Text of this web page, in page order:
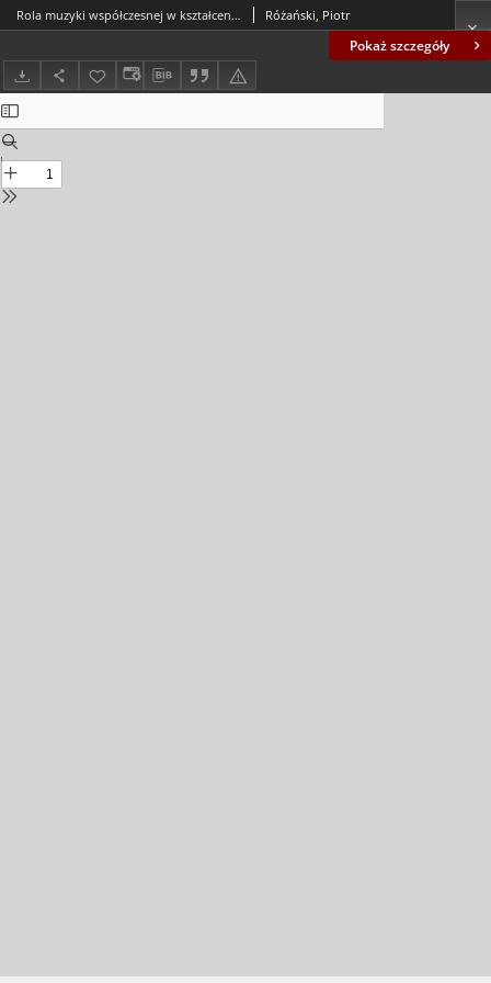
Pokaż szczegóły
Rola muzyki współczesnej w kształceniu pianistycznym - wybrane aspekty zagadnienia = The role of contemporary music in piano education - selected aspects Różański, Piotr